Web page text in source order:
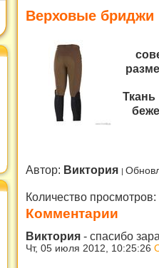
Верховые бриджи
Автор: Виктория
Количество просмотров:
Комментарии
Виктория - спасибо
Чт, 05 июля 2012, 10:25:26